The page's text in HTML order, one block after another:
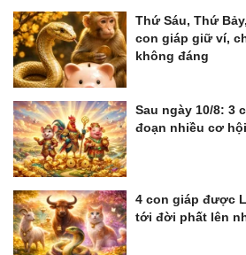
Thứ Sáu, Thứ
con giáp giữ ví,
không đáng
Sau ngày 10/8: 3
đoạn nhiều cơ
4 con giáp được
tới đời phất lên